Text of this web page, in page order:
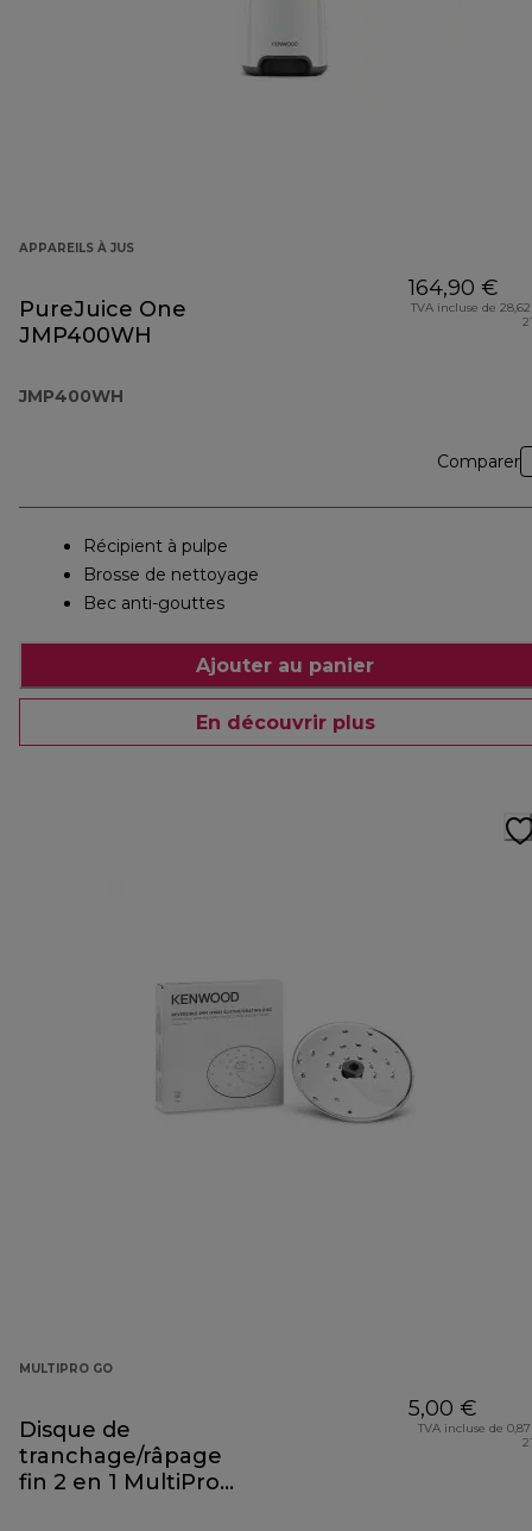
APPAREILS À JUS
PureJuice One
JMP400WH
JMP400WH
164,90 €
TVA incluse de
Comparer
Récipient à pulpe
Brosse de nettoyage
Bec anti-gouttes
Ajouter au panier
En découvrir plus
MULTIPRO GO
Disque de
tranchage/râpage
fin 2 en 1 MultiPro
5,00 €
TVA incluse de